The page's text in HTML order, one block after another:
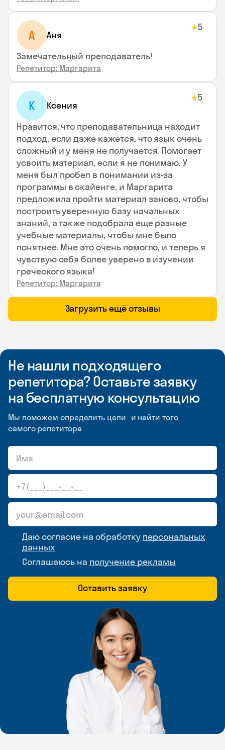
А Аня
★5
Замечательный преподаватель!
Репетитор: Маргарита
К Ксения
★5
Нравится, что преподавательница находит
подход, если даже кажется, что язык очень
сложный и у меня не получается. Помогает
усвоить материал, если я не понимаю. У
меня был пробел в понимании из-за
программы в скайенге, и Маргарита
предложила пройти материал заново, чтобы
построить уверенную базу начальных
знаний, а также подобрала еще разные
учебные материалы, чтобы мне было
понятнее. Мне это очень помогло, и теперь я
чувствую себя более уверено в изучении
греческого языка!
Репетитор: Маргарита
Загрузить ещё отзывы
Не нашли подходящего
репетитора? Оставьте заявку
на бесплатную консультацию
Мы поможем определить цели и найти того
самого репетитора
Даю согласие на обработку персональных
данных
Соглашаюсь на получение рекламы
Оставить заявку